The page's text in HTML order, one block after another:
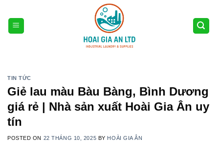
content
TIN TỨC
Giẻ lau màu Bàu Bàng, Bình Dương
giá rẻ | Nhà sản xuất Hoài Gia Ân uy
tín
POSTED ON 22 THÁNG 10, 2025 BY HOÀI GIA ÂN